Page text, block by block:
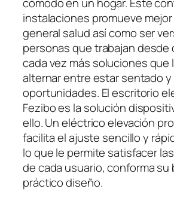
cómodo en un hogar. Este
instalaciones promueve
general salud así como ser
personas que trabajan desde
cada vez más soluciones que
alternar entre estar sentado y
oportunidades. El escritorio
Fezibo es la solución
ello. Un eléctrico elevación
facilita el ajuste sencillo y
lo que le permite satisfacer
de cada usuario, conforma su
práctico diseño.